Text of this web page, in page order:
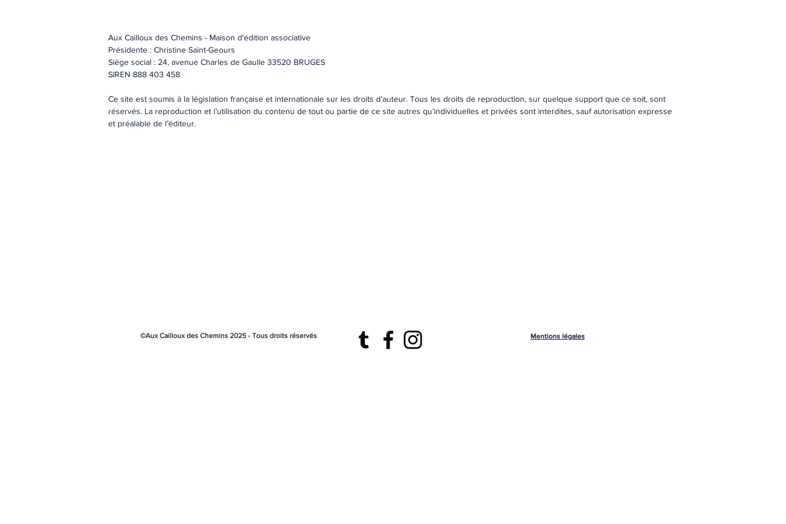
Aux Cailloux des Chemins - Maison d'édition associative
Présidente : Christine Saint-Geours
Siège social : 24, avenue Charles de Gaulle 33520 BRUGES
SIREN 888 403 458
Ce site est soumis à la législation française et internationale sur les droits d’auteur. Tous les droits de reproduction, sur quelque support que ce soit, sont
réservés. La reproduction et l’utilisation du contenu de tout ou partie de ce site autres qu’individuelles et privées sont interdites, sauf autorisation expresse
et préalable de l’éditeur.
©Aux Cailloux des Chemins 2025 - Tous droits réservés Mentions légales